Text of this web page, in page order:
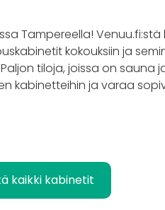
Tampereella!
kokouksiin ja
tiloja, joissa on
kabinetteihin ja varaa
kaikki kabinetit